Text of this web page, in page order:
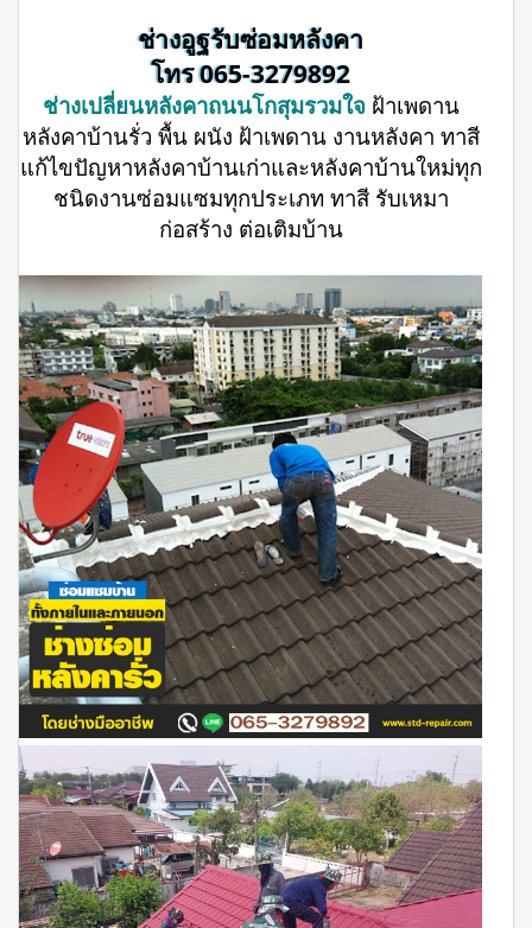
ช่างอูฐรับซ่อมหลังคา
โทร 065-3279892
ช่างเปลี่ยนหลังคาถนนโกสุมรวมใจ ฝ้าเพดาน
หลังคาบ้านรั่ว พื้น ผนัง ฝ้าเพดาน งานหลังคา ทาสี
แก้ไขปัญหาหลังคาบ้านเก่าและหลังคาบ้านใหม่ทุก
ชนิดงานซ่อมแซมทุกประเภท ทาสี รับเหมา
ก่อสร้าง ต่อเติมบ้าน